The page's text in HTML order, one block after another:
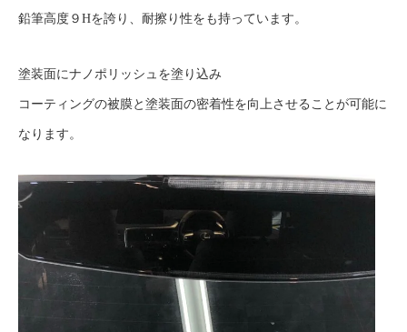
鉛筆高度９Hを誇り、耐擦り性をも持っています。
塗装面にナノポリッシュを塗り込み
コーティングの被膜と塗装面の密着性を向上させることが可能に
なります。